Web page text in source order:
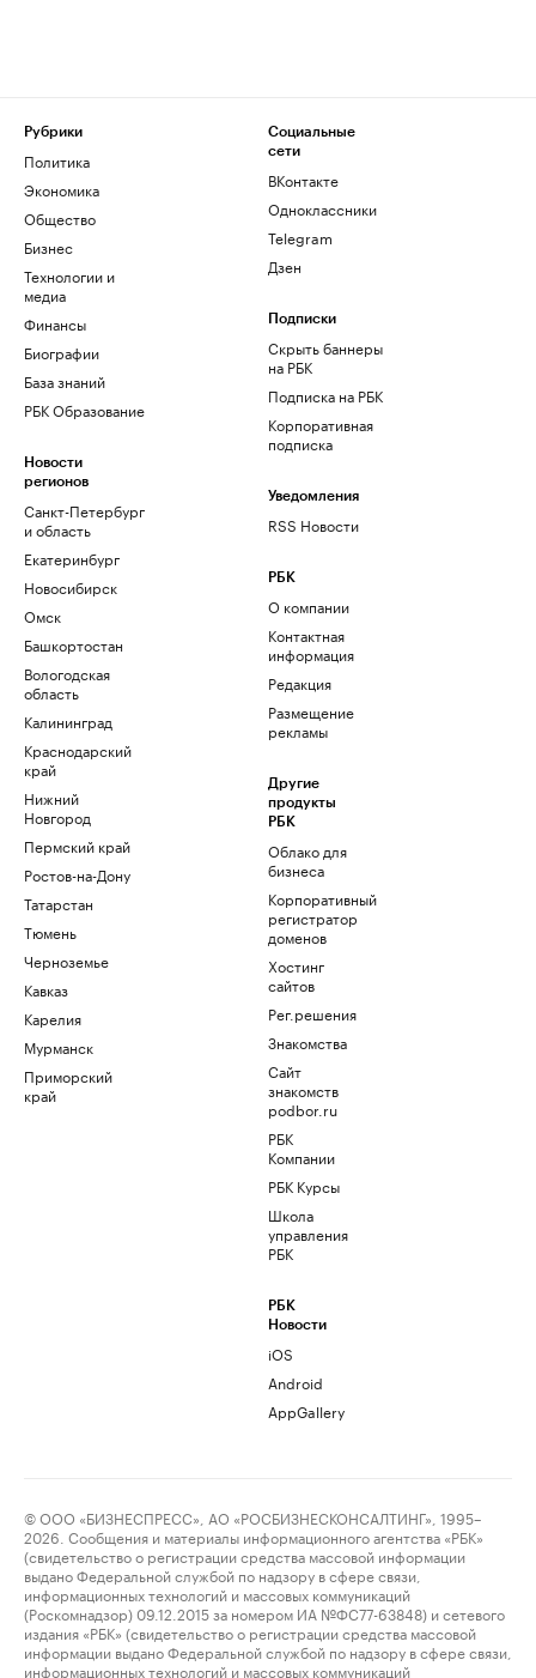
Рубрики
Политика
Экономика
Общество
Бизнес
Технологии и
медиа
Финансы
Биографии
База знаний
РБК Образование
Новости
регионов
Санкт-Петербург
и область
Екатеринбург
Новосибирск
Омск
Башкортостан
Вологодская
область
Калининград
Краснодарский
край
Нижний
Новгород
Пермский край
Ростов-на-Дону
Татарстан
Тюмень
Черноземье
Кавказ
Карелия
Мурманск
Приморский
край
Социальные
сети
ВКонтакте
Одноклассники
Telegram
Дзен
Подписки
Скрыть баннеры
на РБК
Подписка на РБК
Корпоративная
подписка
Уведомления
RSS Новости
РБК
О компании
Контактная
информация
Редакция
Размещение
рекламы
Другие
продукты
РБК
Облако для
бизнеса
Корпоративный
регистратор
доменов
Хостинг
сайтов
Рег.решения
Знакомства
Сайт
знакомств
podbor.ru
РБК
Компании
РБК Курсы
Школа
управления
РБК
РБК
Новости
iOS
Android
AppGallery
© ООО «БИЗНЕСПРЕСС», АО «РОСБИЗНЕСКОНСАЛТИНГ», 1995–
2026. Сообщения и материалы информационного агентства «РБК»
(свидетельство о регистрации средства массовой информации
выдано Федеральной службой по надзору в сфере связи,
информационных технологий и массовых коммуникаций
(Роскомнадзор) 09.12.2015 за номером ИА №ФС77-63848) и сетевого
издания «РБК» (свидетельство о регистрации средства массовой
информации выдано Федеральной службой по надзору в сфере связи,
информационных технологий и массовых коммуникаций